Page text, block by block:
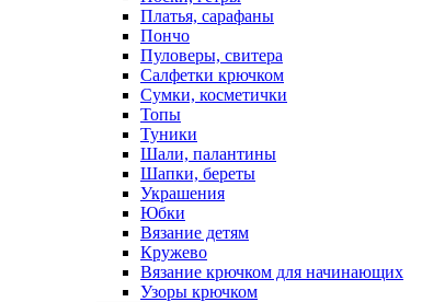
Платья, сарафаны
Пончо
Пуловеры, свитера
Салфетки крючком
Сумки, косметички
Топы
Туники
Шали, палантины
Шапки, береты
Украшения
Юбки
Вязание детям
Кружево
Вязание крючком для начинающих
Узоры крючком